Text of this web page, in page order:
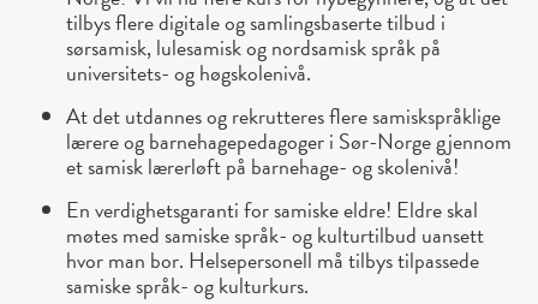
tilbys flere digitale og samlingsbaserte tilbud i
sørsamisk, lulesamisk og nordsamisk språk på
universitets- og høgskolenivå.
At det utdannes og rekrutteres flere samiskspråklige
lærere og barnehagepedagoger i Sør-Norge gjennom
et samisk lærerløft på barnehage- og skolenivå!
En verdighetsgaranti for samiske eldre! Eldre skal
møtes med samiske språk- og kulturtilbud uansett
hvor man bor. Helsepersonell må tilbys tilpassede
samiske språk- og kulturkurs.